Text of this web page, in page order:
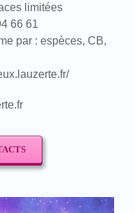
limitées
66 61
par : espèces, CB,